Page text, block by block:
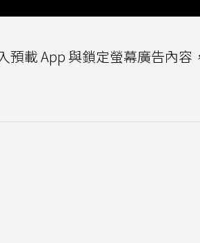
預載 App 與鎖定螢幕廣告內容